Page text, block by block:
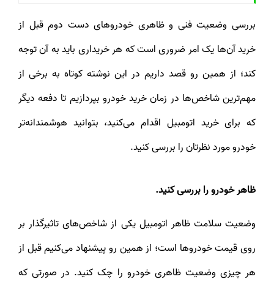
بررسی وضعیت فنی و ظاهری خودروهای دست دوم قبل از
خرید آن‌ها یک امر ضروری است که هر خریداری باید به آن توجه
کند؛ از همین رو قصد داریم در این نوشته کوتاه به برخی از
مهم‌ترین شاخص‌ها در زمان خرید خودرو بپردازیم تا دفعه دیگر
که برای خرید اتومبیل اقدام می‌کنید، بتوانید هوشمندانه‌تر
خودرو مورد نظرتان را بررسی کنید.
ظاهر خودرو را بررسی کنید.
وضعیت سلامت ظاهر اتومبیل یکی از شاخص‌های تاثیرگذار بر
روی قیمت خودرو‌ها است؛ از همین رو پیشنهاد می‌کنیم قبل از
هر چیزی وضعیت ظاهری خودرو را چک کنید. در صورتی که